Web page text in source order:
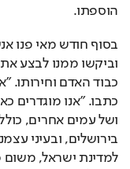
הוספתו.